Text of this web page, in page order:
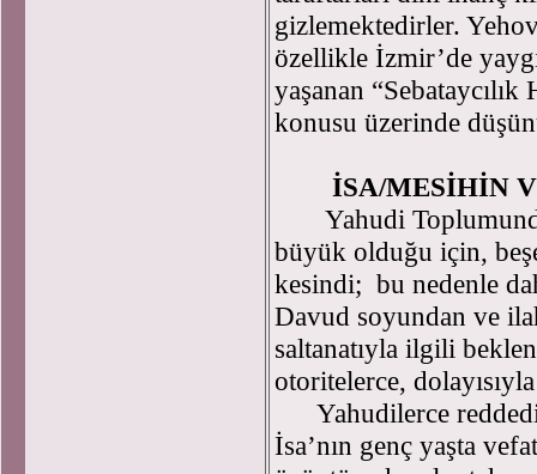
gizlemektedirler.
özellikle İzmir’de
yaşanan
konusu üzerinde
İSA/MESİHİN
Yahudi
büyük olduğu için,
kesindi; bu nedenle
Davud soyundan ve
saltanatıyla ilgili
otoritelerce, dolayısıyla
Yahudilerce
İsa’nın genç yaşta